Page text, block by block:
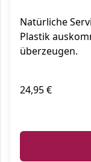
Natürliche
Plastik
überzeugen.
24,95 €